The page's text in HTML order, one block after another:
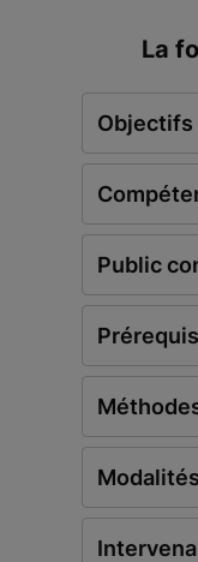
La
Objectifs
Public
Prérequis